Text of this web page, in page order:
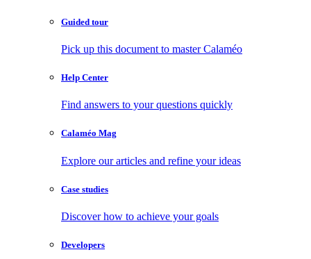
Guided tour
Pick up this document to master Calaméo
Help Center
Find answers to your questions quickly
Calaméo Mag
Explore our articles and refine your ideas
Case studies
Discover how to achieve your goals
Developers